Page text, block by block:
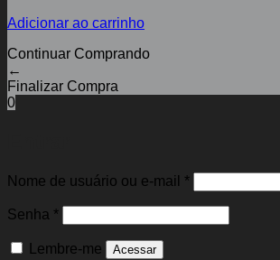
Adicionar ao carrinho
Continuar Comprando
←
Finalizar Compra
0
Nome de usuário ou e-mail *Obrigatório
Senha *Obrigatório
Lembre-me Acessar